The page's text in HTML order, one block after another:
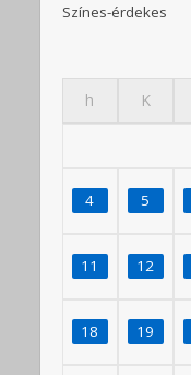
Színes-érdekes
h K
4 5
11 12
18 19